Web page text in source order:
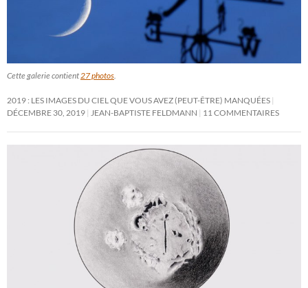
Cette galerie contient27 photos.
2019 : LES IMAGES DU CIEL QUE VOUS AVEZ (PEUT-ÊTRE) MANQUÉES
DÉCEMBRE 30, 2019 JEAN-BAPTISTE FELDMANN 11 COMMENTAIRES